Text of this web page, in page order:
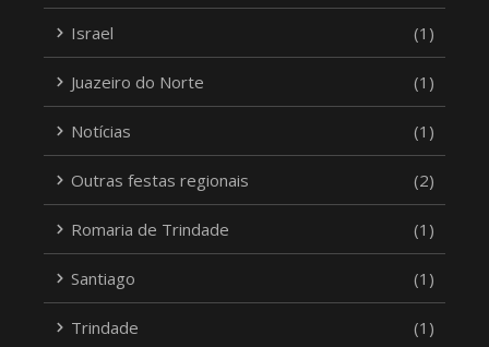
Israel (1)
Juazeiro do Norte (1)
Notícias (1)
Outras festas regionais (2)
Romaria de Trindade (1)
Santiago (1)
Trindade (1)